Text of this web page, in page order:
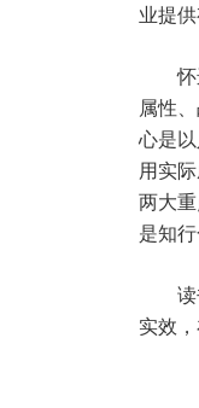
业提供
属性
心是
用实
两大
是知
实效